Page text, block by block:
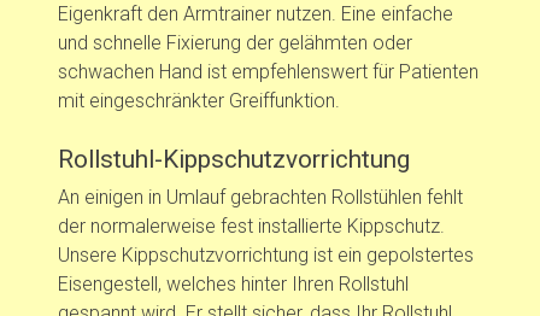
Eigenkraft den Armtrainer nutzen. Eine einfache
und schnelle Fixierung der gelähmten oder
schwachen Hand ist empfehlenswert für Patienten
mit eingeschränkter Greiffunktion.
Rollstuhl-Kippschutzvorrichtung
An einigen in Umlauf gebrachten Rollstühlen fehlt
der normalerweise fest installierte Kippschutz.
Unsere Kippschutzvorrichtung ist ein gepolstertes
Eisengestell, welches hinter Ihren Rollstuhl